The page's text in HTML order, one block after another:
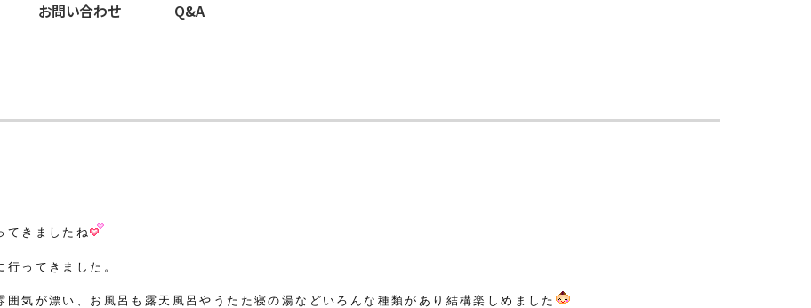
お問い合わせ
Q&A
てきましたね
ってきました。
気が漂い、お風呂も露天風呂やうたた寝の湯などいろんな種類があり結構楽しめました